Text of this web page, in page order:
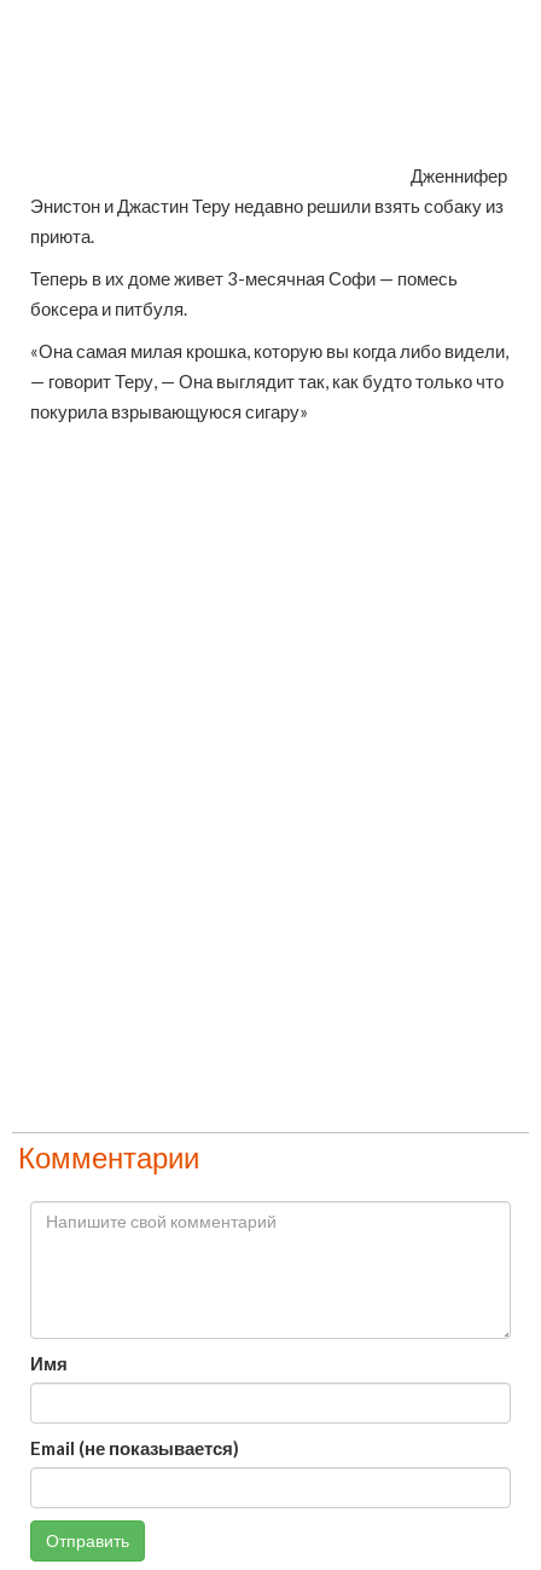
Дженнифер
Энистон и Джастин Теру недавно решили взять собаку из
приюта.
Теперь в их доме живет 3-месячная Софи — помесь
боксера и питбуля.
«Она самая милая крошка, которую вы когда либо видели,
— говорит Теру, — Она выглядит так, как будто только что
покурила взрывающуюся сигару»
Комментарии
Имя
Email (не показывается)
Отправить